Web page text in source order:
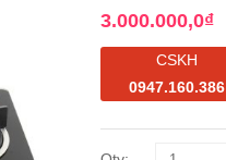
3.000.000,0₫
CSKH
0947.160.386